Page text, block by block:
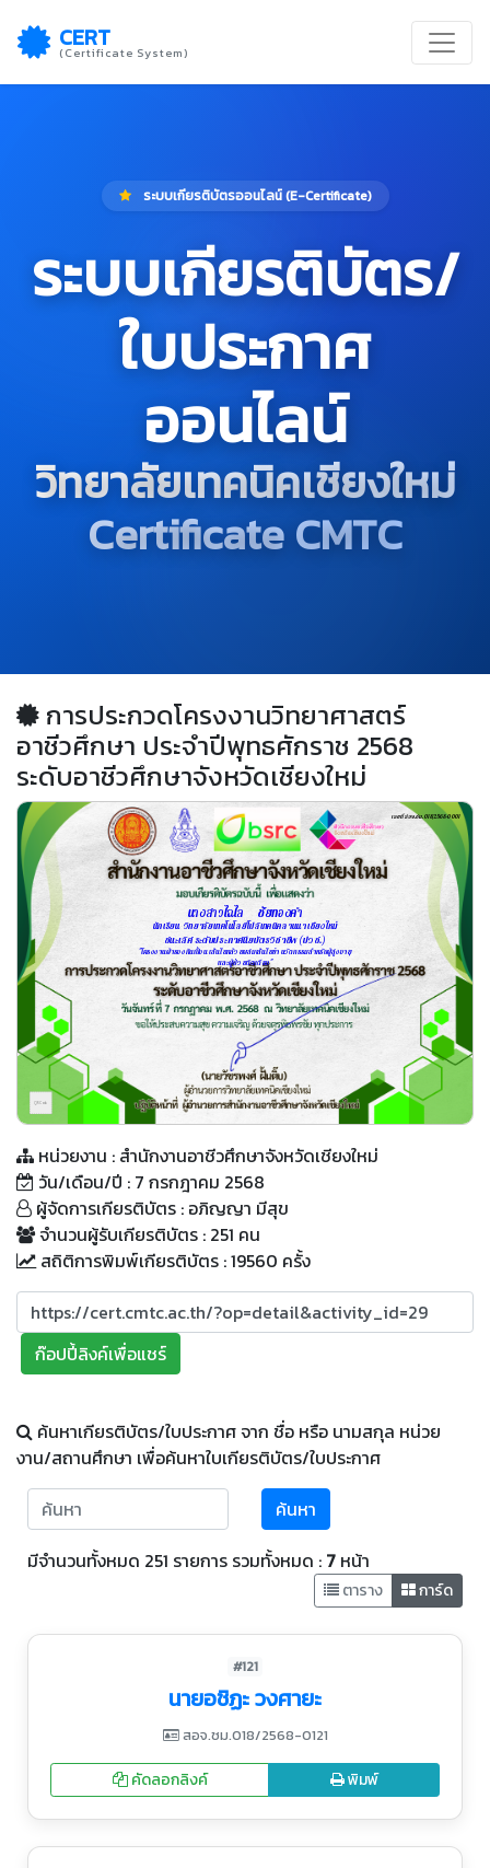
CERT
(Certificate System)
ระบบเกียรติบัตรออนไลน์ (E-Certificate)
ระบบเกียรติบัตร/
ใบประกาศ
ออนไลน์
วิทยาลัยเทคนิคเชียงใหม่
Certificate CMTC
การประกวดโครงงานวิทยาศาสตร์
อาชีวศึกษา ประจำปีพุทธศักราช 2568
ระดับอาชีวศึกษาจังหวัดเชียงใหม่
เลขที่ สอจ.ชม.018/2568-0001
นางสาวไฉไล     ชัยทองคำ
นักเรียน  วิทยาลัยเทคโนโลยีโปลิเทคนิคลานนา เชียงใหม่
ชนะเลิศ ระดับประกาศนียบัตรวิชาชีพ (ปวช.)
"โครงงานผ้ารองกันเปื้อน เส้นใยกล้วยผสมเส้นใยข่า นวัตกรรมสำหรับผู้สูงอายุ
และผู้ป่วยติดเตียง"
QR Code
หน่วยงาน : สำนักงานอาชีวศึกษาจังหวัดเชียงใหม่
วัน/เดือน/ปี : 7 กรกฎาคม 2568
ผู้จัดการเกียรติบัตร : อภิญญา มีสุข
จำนวนผู้รับเกียรติบัตร : 251 คน
สถิติการพิมพ์เกียรติบัตร : 19560 ครั้ง
ก๊อปปี้ลิงค์เพื่อแชร์
ค้นหาเกียรติบัตร/ใบประกาศ จาก ชื่อ หรือ นามสกุล หน่วย
งาน/สถานศึกษา เพื่อค้นหาใบเกียรติบัตร/ใบประกาศ
ค้นหา
มีจำนวนทั้งหมด 251 รายการ รวมทั้งหมด : 7 หน้า
ตาราง การ์ด
#121
นายอชิฏะ วงศายะ
สอจ.ชม.018/2568-0121
คัดลอกลิงค์ พิมพ์